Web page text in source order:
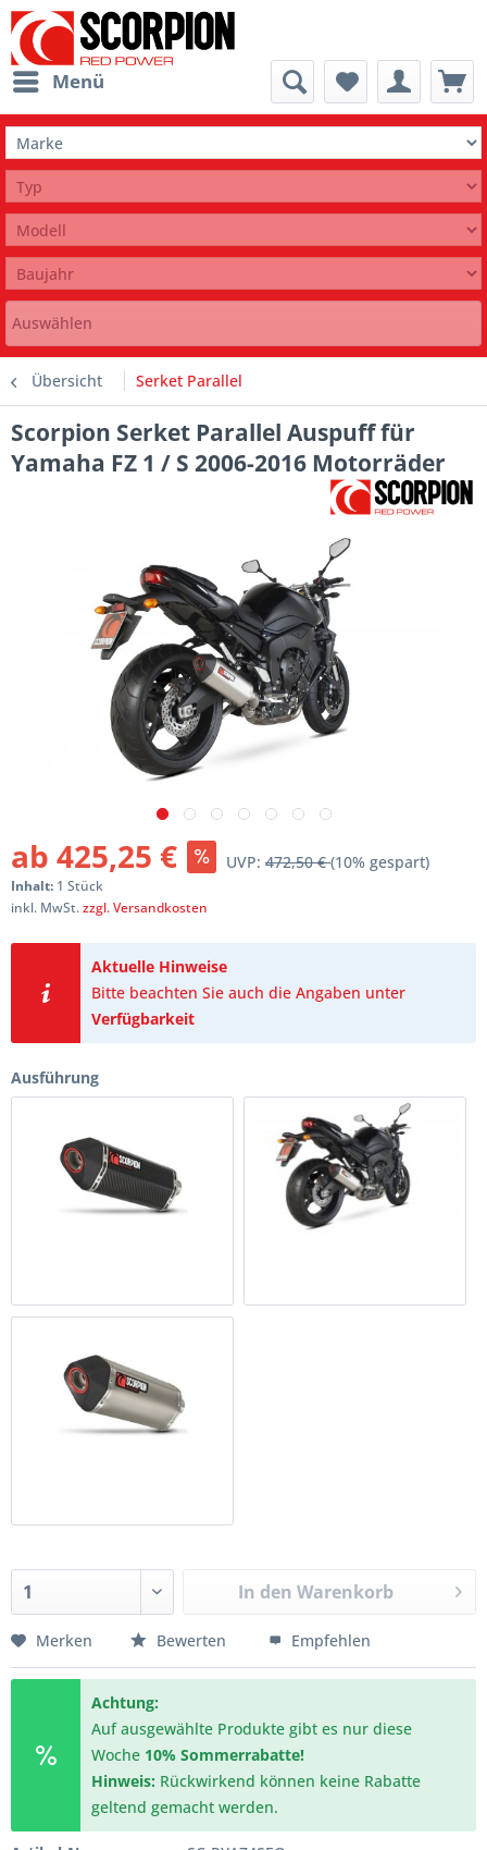
Menü
Auswählen
Übersicht Serket Parallel
Scorpion Serket Parallel Auspuff für
Yamaha FZ 1 / S 2006-2016 Motorräder
ab 425,25 € UVP: 472,50 €(10% gespart)
Inhalt: 1 Stück
inkl. MwSt.zzgl. Versandkosten
Aktuelle Hinweise
Bitte beachten Sie auch die Angaben unter
Verfügbarkeit
Ausführung
In den Warenkorb
Merken Bewerten Empfehlen
Achtung:
Auf ausgewählte Produkte gibt es nur diese
Woche 10% Sommerrabatte!
Hinweis: Rückwirkend können keine Rabatte
geltend gemacht werden.